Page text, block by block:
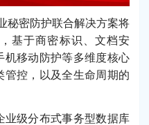
秘密防护联合解决方案将
基于商密标识、文档安
机移动防护等多维度核心
控，以及全生命周期的
业级分布式事务型数据库